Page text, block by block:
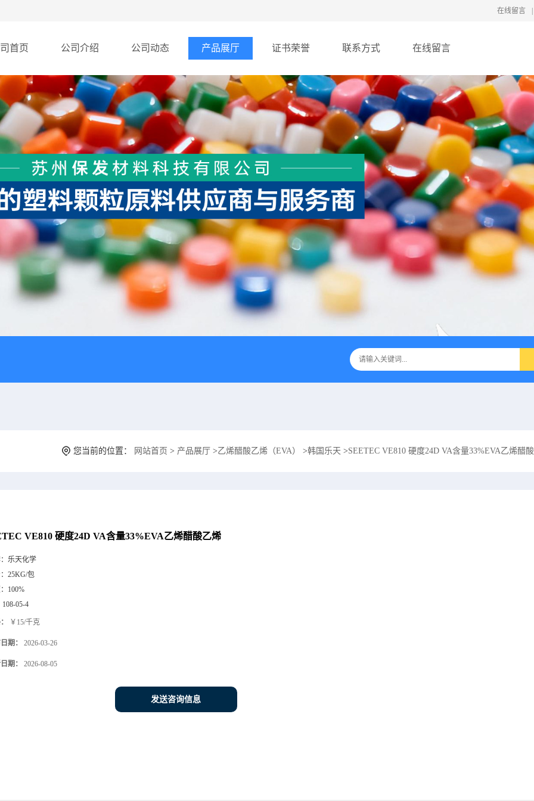
在线留言
首页 公司介绍 公司动态 产品展厅 证书荣誉 联系方式 在线留言
您当前的位置： 网站首页 > 产品展厅 >乙烯醋酸乙烯（EVA） >韩国乐天 >SEETEC VE810 硬度24D VA含量33%EVA乙烯醋
VE810 硬度24D VA含量33%EVA乙烯醋酸乙烯
乐天化学
25KG/包
100%
108-05-4
￥15/千克
期： 2026-03-26
期： 2026-08-05
发送咨询信息